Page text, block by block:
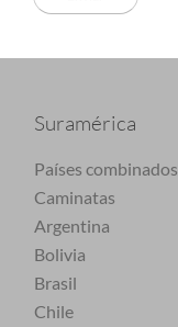
Suramérica
Países combinados
Caminatas
Argentina
Bolivia
Brasil
Chile